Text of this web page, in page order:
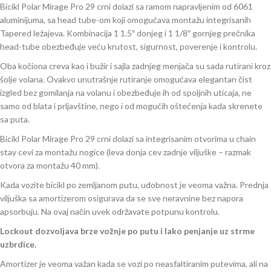
Bicikl Polar Mirage Pro 29 crni dolazi sa ramom napravljenim od 6061
aluminijuma, sa head tube-om koji omogućava montažu integrisanih
Tapered ležajeva. Kombinacija 1 1.5″ donjeg i 1 1/8″ gornjeg prečnika
head-tube obezbeđuje veću krutost, sigurnost, poverenje i kontrolu.
Oba kočiona creva kao i bužir i sajla zadnjeg menjača su sada rutirani kroz
šolje volana. Ovakvo unutrašnje rutiranje omogućava elegantan čist
izgled bez gomilanja na volanu i obezbeđuje ih od spoljnih uticaja, ne
samo od blata i prljavštine, nego i od mogućih oštećenja kada skrenete
sa puta.
Bicikl Polar Mirage Pro 29 crni dolazi sa integrisanim otvorima u chain
stay cevi za montažu nogice (leva donja cev zadnje viljuške – razmak
otvora za montažu 40 mm).
Kada vozite bicikl po zemljanom putu, udobnost je veoma važna. Prednja
viljuška sa amortizerom osigurava da se sve neravnine bez napora
apsorbuju. Na ovaj način uvek održavate potpunu kontrolu.
Lockout dozvoljava brze vožnje po putu i lako penjanje uz strme
uzbrdice.
Amortizer je veoma važan kada se vozi po neasfaltiranim putevima, ali na